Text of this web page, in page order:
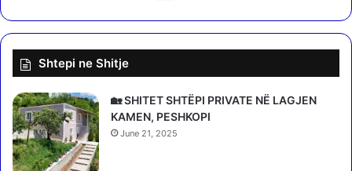
m
o
i
l
e
r
i
e
c
i
r
r
e
s
t
Shtepi ne Shitje
🏡 SHITET SHTËPI PRIVATE NË LAGJEN
KAMEN, PESHKOPI
June 21, 2025